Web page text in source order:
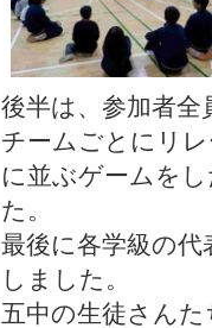
後半は、参加者
チームごとにリ
に並ぶゲームを
た。
最後に各学級の
しました。
五中の生徒さん